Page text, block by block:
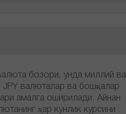
бозори, унда миллий ва
JPY валюталар ва бошқалар
амалга оширилади. Айнан
ҳар кунлик курсини